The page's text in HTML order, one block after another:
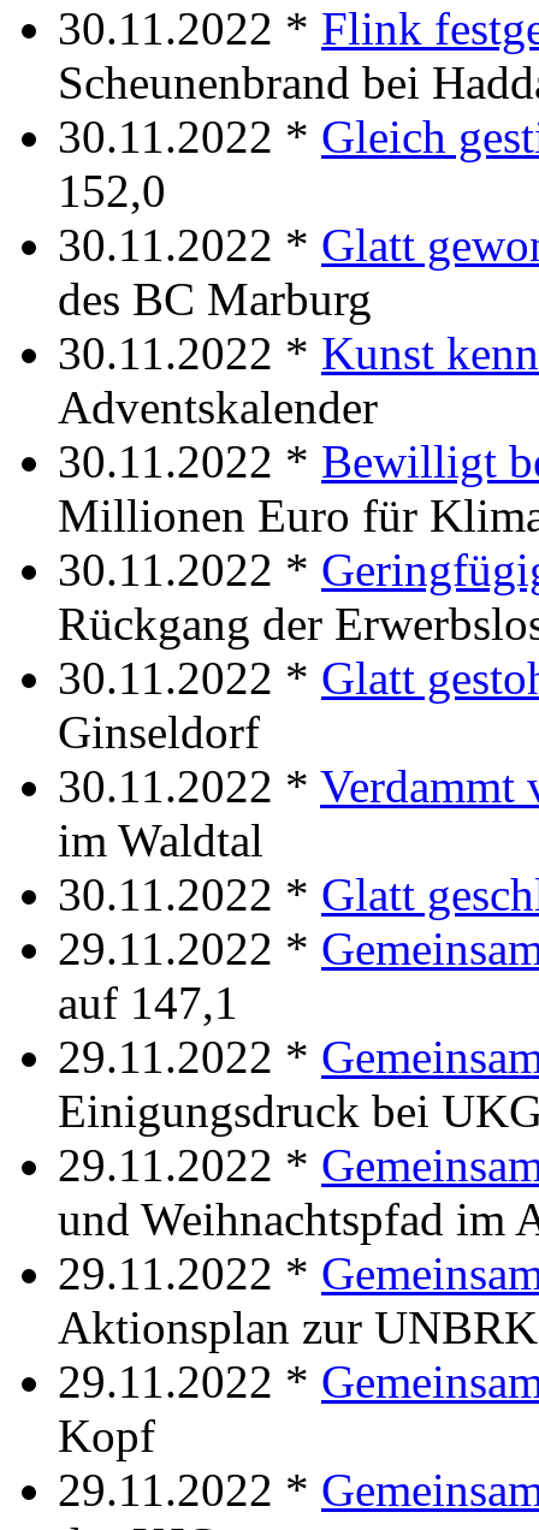
30.11.2022 * Flink
Scheunenbrand bei
30.11.2022 * Gleich
152,0
30.11.2022 * Glatt
des BC Marburg
30.11.2022 * Kunst
Adventskalender
30.11.2022 * Bewilligt
Millionen Euro für
30.11.2022 *
Rückgang der
30.11.2022 * Glatt
Ginseldorf
30.11.2022 * Verdammt
im Waldtal
30.11.2022 * Glatt
29.11.2022 *
auf 147,1
29.11.2022 *
Einigungsdruck bei
29.11.2022 *
und Weihnachtspfad im
29.11.2022 *
Aktionsplan zur UNBRK
29.11.2022 *
Kopf
29.11.2022 *